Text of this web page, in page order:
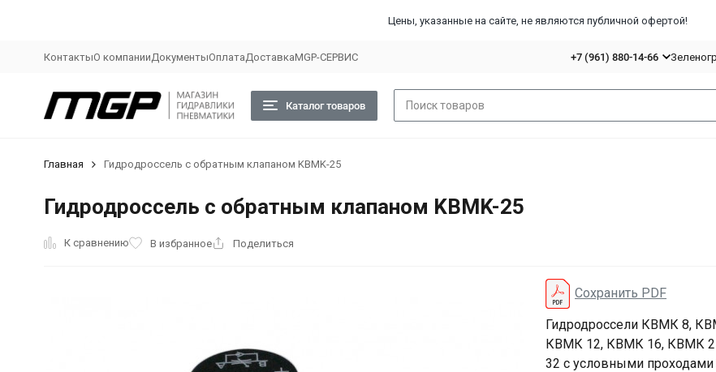
Цены, указанные на сайте, не являются публичной офертой!
КонтактыО компании ДокументыОплата ДоставкаMGP-СЕРВИС +7 (961) 880-14-66
Каталог товаров
Главная Гидродроссель с обратным клапаном KBMK-25
Гидродроссель с обратным клапаном KBMK-25
К сравнению В избранное Поделиться
Сохранить PDF
Гидродроссели КВМК 8,
КВМК 12, КВМК 16, КВМК
32 с условными проходами